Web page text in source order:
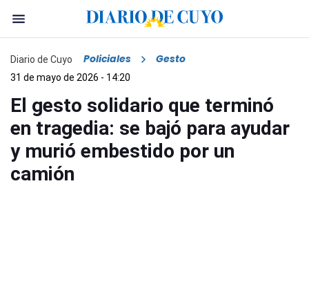
Diario de Cuyo Policiales Gesto
31 de mayo de 2026 - 14:20
El gesto solidario que terminó
en tragedia: se bajó para ayudar
y murió embestido por un
camión